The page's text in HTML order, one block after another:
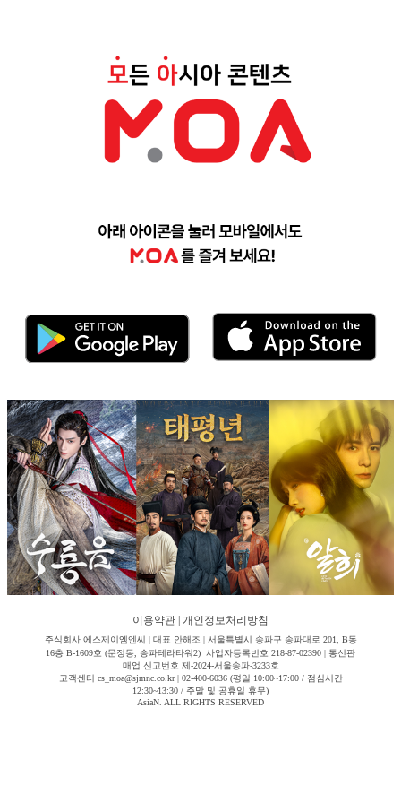
이용약관 개인정보처리방침
주식회사 에스제이엠엔씨 | 대표 안해조 | 서울특별시 송파구 송파대로 201, B동
16층 B-1609호 (문정동, 송파테라타워2) 사업자등록번호 218-87-02390 | 통신판
매업 신고번호 제-2024-서울송파-3233호
고객센터 cs_moa@sjmnc.co.kr | 02-400-6036 (평일 10:00~17:00 / 점심시간
12:30~13:30 / 주말 및 공휴일 휴무)
AsiaN. ALL RIGHTS RESERVED